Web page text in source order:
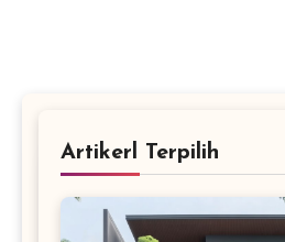
Artikerl Terpilih